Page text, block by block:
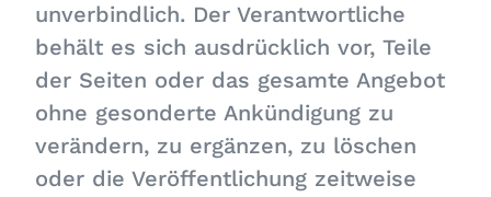
unverbindlich. Der Verantwortliche
behält es sich ausdrücklich vor, Teile
der Seiten oder das gesamte Angebot
ohne gesonderte Ankündigung zu
verändern, zu ergänzen, zu löschen
oder die Veröffentlichung zeitweise